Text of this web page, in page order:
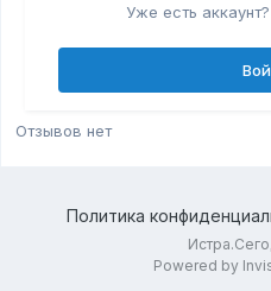
Уже есть
Отзывов нет
Политика
Powered by